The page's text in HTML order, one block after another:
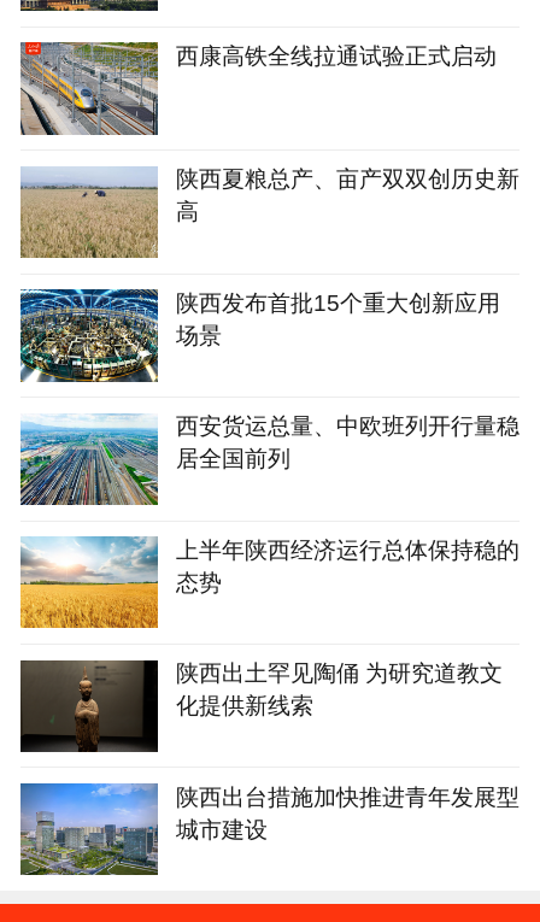
西康高铁全线拉通试验正式启动
陕西夏粮总产、亩产双双创历史新
高
陕西发布首批15个重大创新应用
场景
西安货运总量、中欧班列开行量稳
居全国前列
上半年陕西经济运行总体保持稳的
态势
陕西出土罕见陶俑 为研究道教文
化提供新线索
陕西出台措施加快推进青年发展型
城市建设